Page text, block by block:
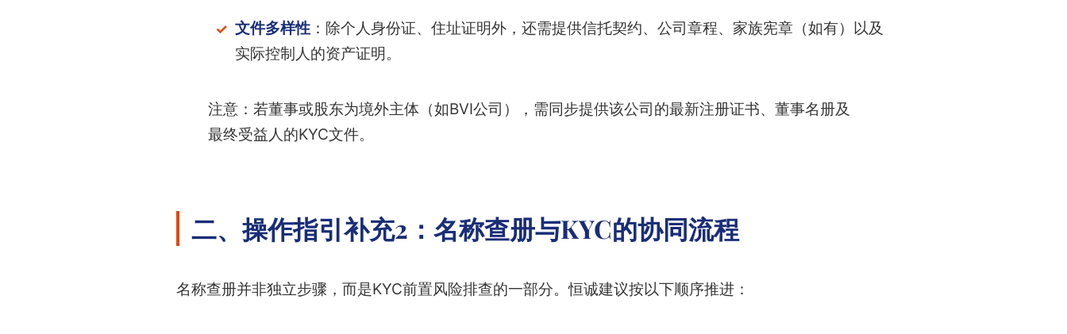
文件多样性：除个人身份证、住址证明外，还需提供信托契约、公司章程、家族宪章（如有）以及
实际控制人的资产证明。
注意：若董事或股东为境外主体（如BVI公司），需同步提供该公司的最新注册证书、董事名册及
最终受益人的KYC文件。
二、操作指引补充2：名称查册与KYC的协同流程
名称查册并非独立步骤，而是KYC前置风险排查的一部分。恒诚建议按以下顺序推进：